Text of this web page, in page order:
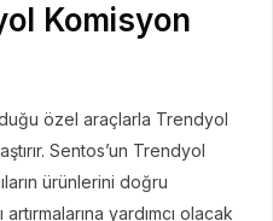
Komisyon
özel araçlarla Trendyol
Sentos’un Trendyol
ürünlerini doğru
artırmalarına yardımcı olacak